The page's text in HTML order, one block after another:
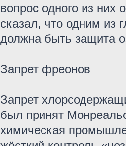
вопрос одного из
сказал, что одним из
должна быть защита
Запрет фреонов
Запрет
был принят
химическая